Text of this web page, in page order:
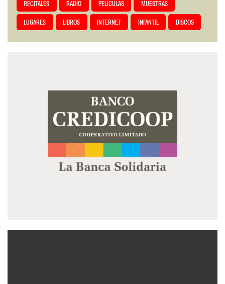
RECITALES RADIO PELÍCULAS MUESTRAS
LUGARES LIBROS INTERNET INFANTIL DISCOS